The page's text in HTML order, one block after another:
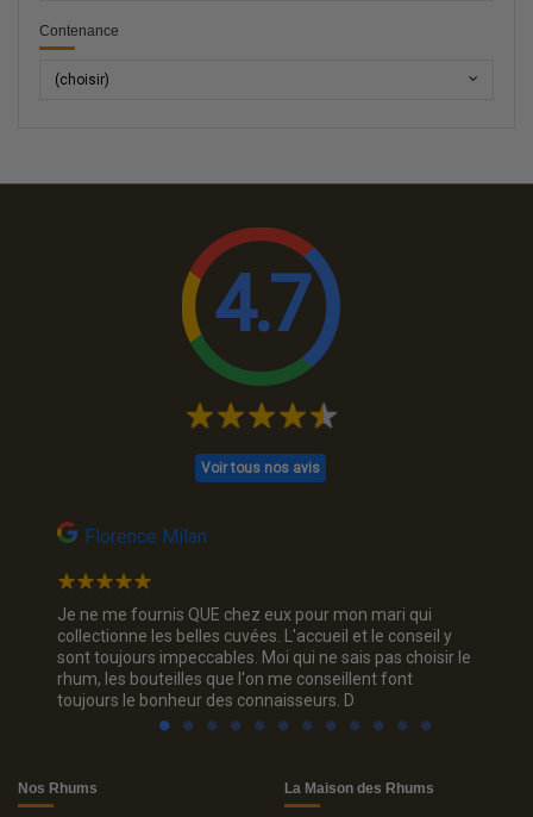
Contenance
(choisir)
4.7
Voir tous nos avis
Florence Milan
Je ne me fournis QUE chez eux pour mon mari qui
collectionne les belles cuvées. L'accueil et le conseil y
sont toujours impeccables. Moi qui ne sais pas choisir le
rhum, les bouteilles que l'on me conseillent font
toujours le bonheur des connaisseurs. D
Nos Rhums La Maison des Rhums